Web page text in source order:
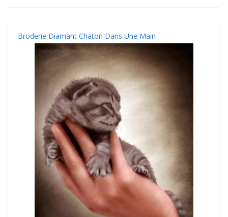
Broderie Diamant Chaton Dans Une Main